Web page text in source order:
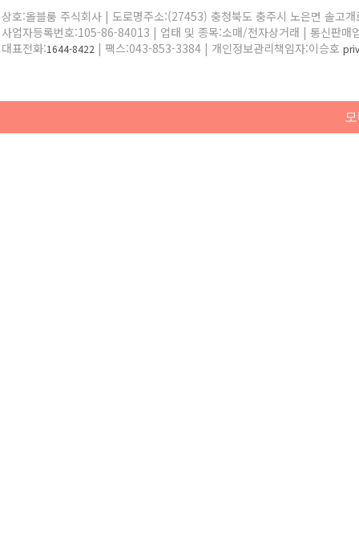
상호:올블룸 주식회사 | 도로명주소:(27453) 충청북도 충주시 노은면 솔고
사업자등록번호:105-86-84013 | 업태 및 종목:소매/전자상거래 | 통신판매
대표전화:1644-8422 | 팩스:043-853-3384 | 개인정보관리책임자:이승호